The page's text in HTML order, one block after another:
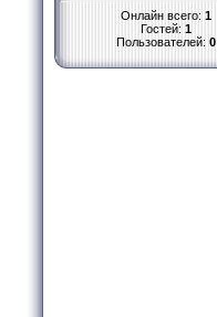
Онлайн всего: 1
Гостей: 1
Пользователей: 0